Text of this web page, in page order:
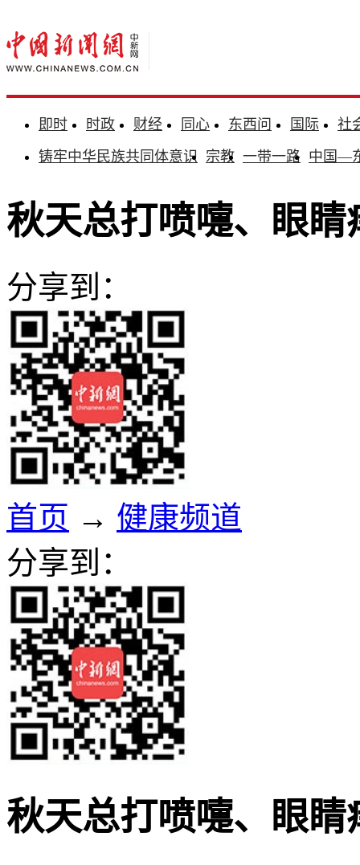
即时 时政 财经 同心 东西问 国际
社
铸牢中华民族共同体意识 宗教 一带一路 中国—
秋天总打喷嚏、眼
分享到：
首页 → 健康频道
分享到：
秋天总打喷嚏、眼